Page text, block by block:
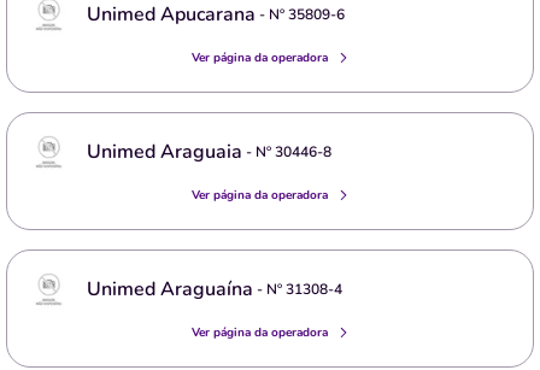
Unimed Apucarana - Nº35809-6
Ver página da operadora
Unimed Araguaia - Nº30446-8
Ver página da operadora
Unimed Araguaína - Nº31308-4
Ver página da operadora